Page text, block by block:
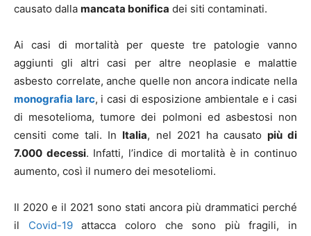
causato dalla mancata bonifica dei siti contaminati.
Ai casi di mortalità per queste tre patologie vanno
aggiunti gli altri casi per altre neoplasie e malattie
asbesto correlate, anche quelle non ancora indicate nella
monografia Iarc, i casi di esposizione ambientale e i casi
di mesotelioma, tumore dei polmoni ed asbestosi non
censiti come tali. In Italia, nel 2021 ha causato più di
7.000 decessi. Infatti, l’indice di mortalità è in continuo
aumento, così il numero dei mesoteliomi.
Il 2020 e il 2021 sono stati ancora più drammatici perché
il Covid-19attacca coloro che sono più fragili, in